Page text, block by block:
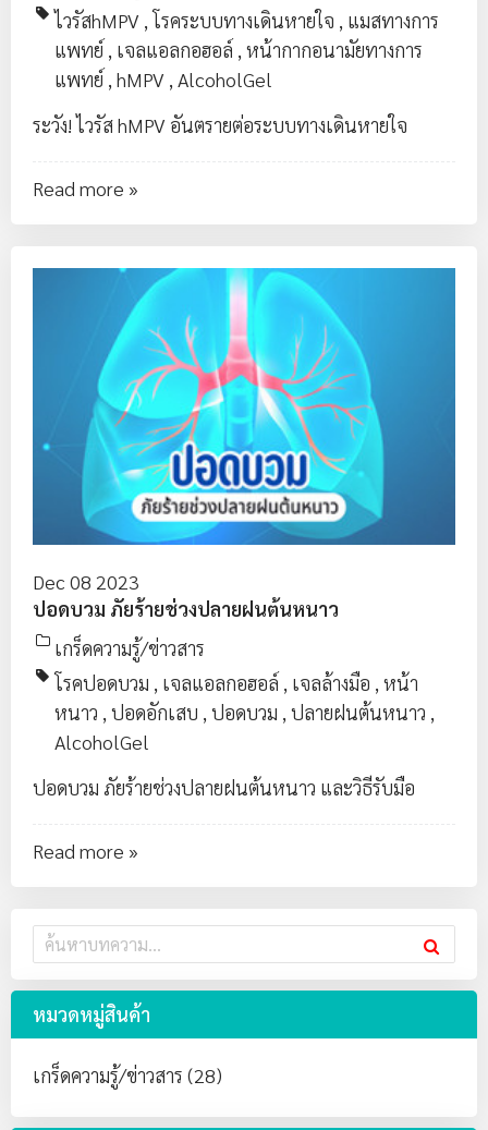
ไวรัสhMPV ,โรคระบบทางเดินหายใจ , แมสทางการ
แพทย์ , เจลแอลกอฮอล์ , หน้ากากอนามัยทางการ
แพทย์ , hMPV , AlcoholGel
ระวัง! ไวรัส hMPV อันตรายต่อระบบทางเดินหายใจ
Read more »
Dec 08 2023
ปอดบวม ภัยร้ายช่วงปลายฝนต้นหนาว
เกร็ดความรู้/ข่าวสาร
โรคปอดบวม , เจลแอลกอฮอล์ , เจลล้างมือ , หน้า
หนาว , ปอดอักเสบ , ปอดบวม , ปลายฝนต้นหนาว ,
AlcoholGel
ปอดบวม ภัยร้ายช่วงปลายฝนต้นหนาว และวิธีรับมือ
Read more »
หมวดหมู่สินค้า
เกร็ดความรู้/ข่าวสาร (28)